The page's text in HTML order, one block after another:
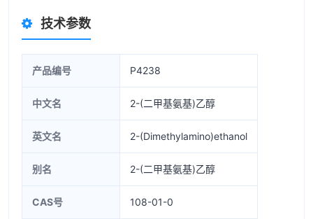
技术参数
产品编号 P4238
中文名 2-(二甲基氨基)乙醇
英文名 2-(Dimethylamino)ethanol
别名 2-(二甲基氨基)乙醇
CAS号 108-01-0